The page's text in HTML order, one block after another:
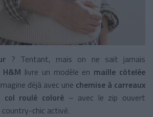
? Tentant, mais on ne sait jamais
H&M livre un modèle en maille côtelée
déjà avec une chemise à carreaux
col roulé coloré – avec le zip ouvert
chic activé.